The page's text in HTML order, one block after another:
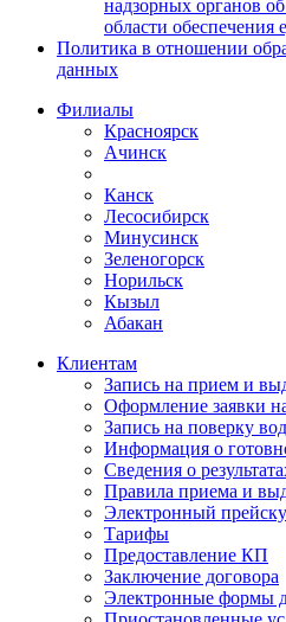
надзорных органов
области обеспечения
Политика в отношении
данных
Филиалы
Красноярск
Ачинск
Канск
Лесосибирск
Минусинск
Зеленогорск
Норильск
Кызыл
Абакан
Клиентам
Запись на прием и
Оформление заявки
Запись на поверку
Информация о
Сведения о
Правила приема и
Электронный
Тарифы
Предоставление КП
Заключение договора
Электронные формы